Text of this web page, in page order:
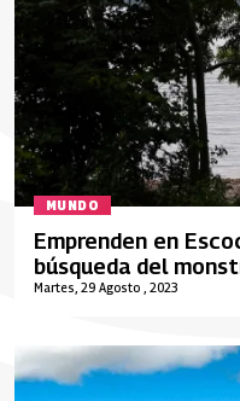
MUNDO
Martes, 29 Agosto , 2023
Emprenden en
búsqueda del